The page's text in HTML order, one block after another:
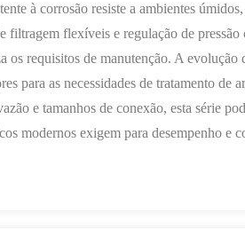
à corrosão resiste a ambientes
flexíveis e regulação de
requisitos de manutenção. A
para as necessidades de tratamento de
e tamanhos de conexão, esta série
modernos exigem para desempenho e